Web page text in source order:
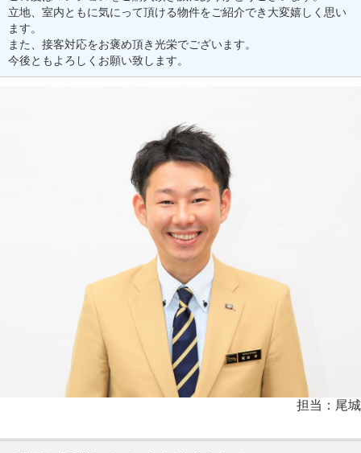
立地、室内ともに気にって頂ける物件をご紹介でき大変嬉しく思い
ます。
また、接客対応をお褒め頂き光栄でございます。
今後ともよろしくお願い致します。
担当：尾城